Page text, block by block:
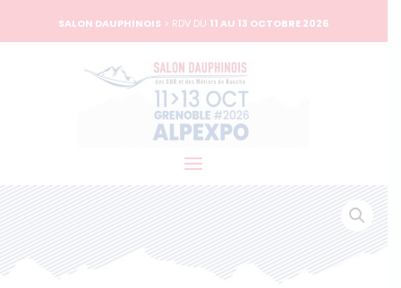
SALON DAUPHINOIS > RDV DU 11 AU 13 OCTOBRE 2026